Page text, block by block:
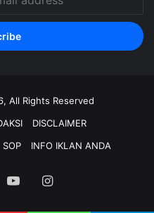
All Rights Reserved
DISCLAIMER
SOP INFO IKLAN ANDA
YouTubeInstagram